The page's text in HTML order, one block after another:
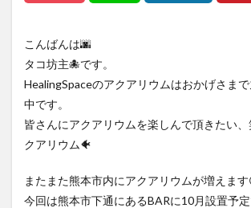
こんばんは🌆
タコ坊主🐙です。
HealingSpaceのアクアリウムはおかげさま
中です。
皆さんにアクアリウムを楽しんで頂きたい
クアリウム🐠
またまた熊本市内にアクアリウムが増えます
今回は熊本市下通にあるBARに10月設置予定